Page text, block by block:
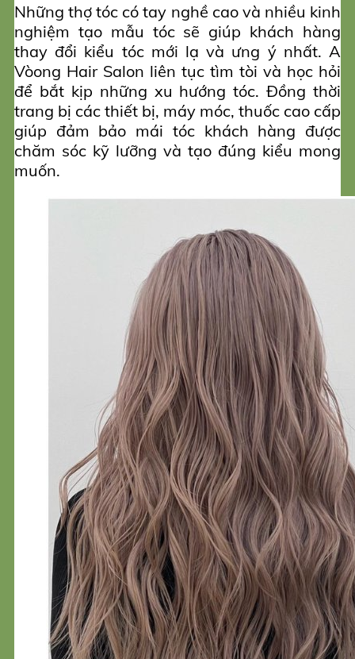
Những thợ tóc có tay nghề cao và nhiều kinh
nghiệm tạo mẫu tóc sẽ giúp khách hàng
thay đổi kiểu tóc mới lạ và ưng ý nhất. A
Vòong Hair Salon liên tục tìm tòi và học hỏi
để bắt kịp những xu hướng tóc. Đồng thời
trang bị các thiết bị, máy móc, thuốc cao cấp
giúp đảm bảo mái tóc khách hàng được
chăm sóc kỹ lưỡng và tạo đúng kiểu mong
muốn.